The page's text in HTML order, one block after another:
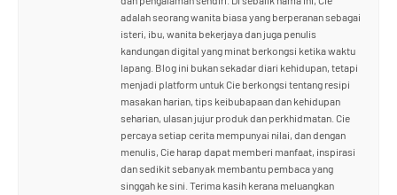
adalah seorang wanita biasa yang berperanan sebagai
isteri, ibu, wanita bekerjaya dan juga penulis
kandungan digital yang minat berkongsi ketika waktu
lapang. Blog ini bukan sekadar diari kehidupan, tetapi
menjadi platform untuk Cie berkongsi tentang resipi
masakan harian, tips keibubapaan dan kehidupan
seharian, ulasan jujur produk dan perkhidmatan. Cie
percaya setiap cerita mempunyai nilai, dan dengan
menulis, Cie harap dapat memberi manfaat, inspirasi
dan sedikit sebanyak membantu pembaca yang
singgah ke sini. Terima kasih kerana meluangkan